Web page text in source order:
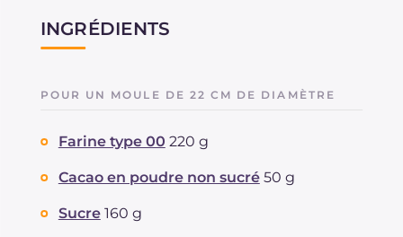
INGRÉDIENTS
POUR UN MOULE DE 22 CM DE DIAMÈTRE
Farine type 00 220 g
Cacao en poudre non sucré 50 g
Sucre 160 g